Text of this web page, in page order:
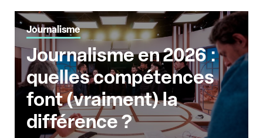
Journalisme
Journalisme en 2026 :
quelles compétences
font (vraiment) la
différence ?